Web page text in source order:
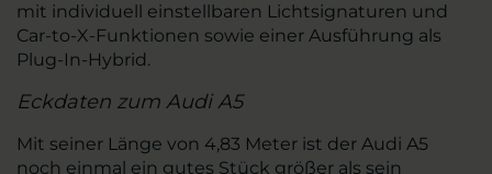
mit individuell einstellbaren Lichtsignaturen und
Car-to-X-Funktionen sowie einer Ausführung als
Plug-In-Hybrid.
Eckdaten zum Audi A5
Mit seiner Länge von 4,83 Meter ist der Audi A5
noch einmal ein gutes Stück größer als sein